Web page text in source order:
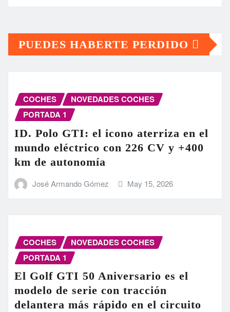
PUEDES HABERTE PERDIDO
COCHES
NOVEDADES COCHES
PORTADA 1
ID. Polo GTI: el icono aterriza en el
mundo eléctrico con 226 CV y +400
km de autonomía
José Armando Gómez May 15, 2026
COCHES
NOVEDADES COCHES
PORTADA 1
El Golf GTI 50 Aniversario es el
modelo de serie con tracción
delantera más rápido en el circuito